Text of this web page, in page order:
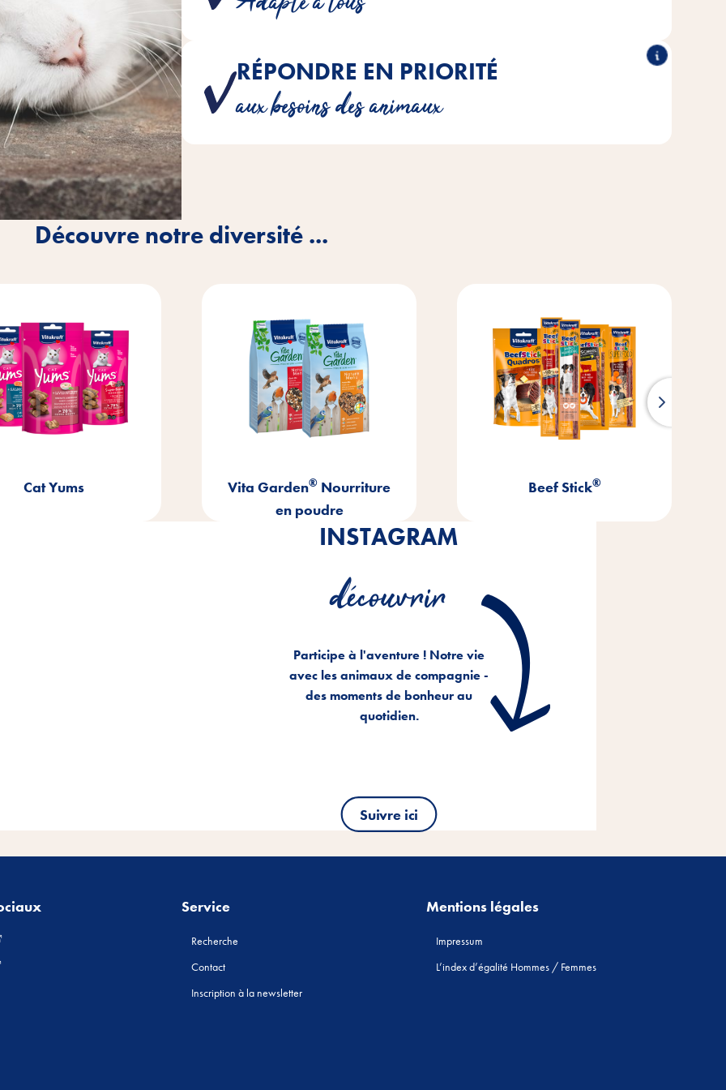
RÉPONDRE EN PRIORITÉ
aux besoins des animaux
Nous recommandons les nutriments dans nos produits uniquement dans la mesure où ils
correspondent aux besoins réels de ton animal préféré.
Découvre notre diversité ...
Vita Garden Beef Stick® Kräcker
INSTAGRAM
découvrir
Participe à l'aventure ! Notre vie
avec les animaux de compagnie -
des moments de bonheur au
quotidien.
Suivre ici
Service
Recherche
Contact
Inscription à la newsletter
Mentions légales
Impressum
L’index d’égalité Hommes / Femmes